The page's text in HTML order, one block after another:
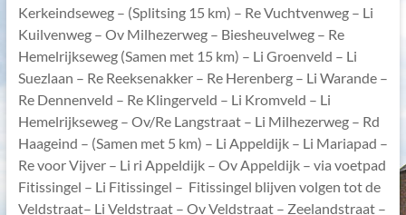
Kerkeindseweg – (Splitsing 15 km) – Re Vuchtvenweg – Li
Kuilvenweg – Ov Milhezerweg – Biesheuvelweg – Re
Hemelrijkseweg (Samen met 15 km) – Li Groenveld – Li
Suezlaan – Re Reeksenakker – Re Herenberg – Li Warande –
Re Dennenveld – Re Klingerveld – Li Kromveld – Li
Hemelrijkseweg – Ov/Re Langstraat – Li Milhezerweg – Rd
Haageind – (Samen met 5 km) – Li Appeldijk – Li Mariapad –
Re voor Vijver – Li ri Appeldijk – Ov Appeldijk – via voetpad
Fitissingel – Li Fitissingel – Fitissingel blijven volgen tot de
Veldstraat– Li Veldstraat – Ov Veldstraat – Zeelandstraat –